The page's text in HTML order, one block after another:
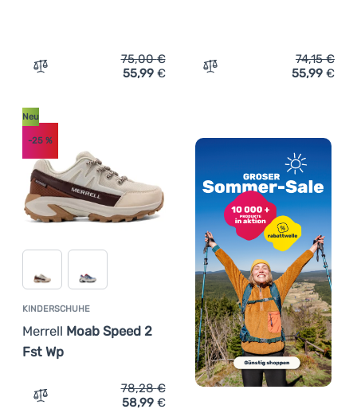
Zum Vergleich 'Kinderschuhe mit Membran Merrell
75,00€
55,99 € Zum Vergleich
74,15€
55,99 €
KINDERSCHUHE
Merrell Moab Speed 2
Fst Wp
Neu
-25 %
Zum Vergleich 'Kinderschuhe Merrell Moab Speed 2 Fst
78,28€
58,99 €